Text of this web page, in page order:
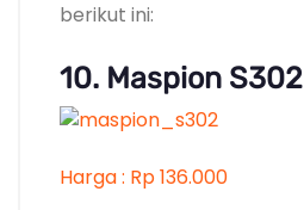
berikut ini:
10. Maspion S302
Harga : Rp 136.000